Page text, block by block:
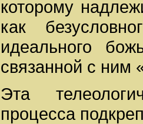
которому
как
идеального
связанной с ним
Эта
процесса